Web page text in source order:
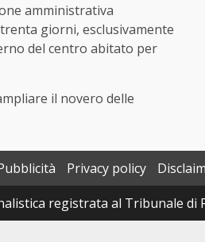
amministrativa
giorni, esclusivamente
del centro abitato per
il novero delle
Privacy policy
registrata al Tribunale di